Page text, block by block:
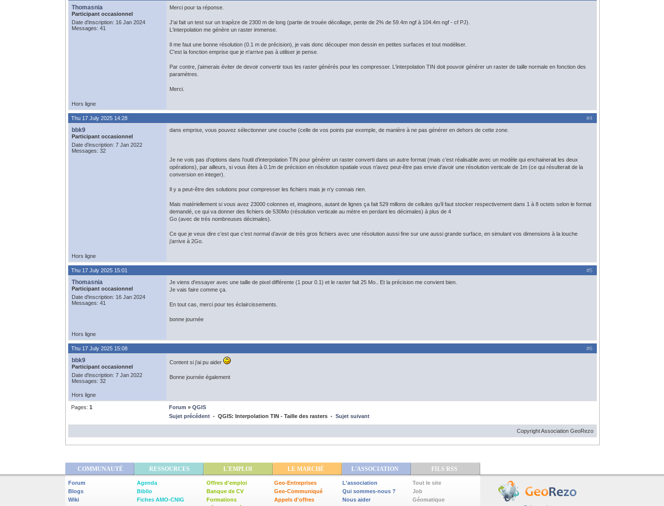
Thomasnia
Participant occasionnel
Date d'inscription: 16 Jan 2024
Messages: 41
Merci pour ta réponse.
J'ai fait un test sur un trapèze de 2300 m de long (partie de trouée décollage, pente de 2% de 59.4m ngf à 104.4m ngf - cf PJ).
L'interpolation me génère un raster immense.
Il me faut une bonne résolution (0.1 m de précision), je vais donc découper mon dessin en petites surfaces et tout modéliser.
C'est la fonction emprise que je n'arrive pas à utiliser je pense.
Par contre, j'aimerais éviter de devoir convertir tous les raster générés pour les compresser. L'interpolation TIN doit pouvoir générer un raster de taille normale en fonction des
paramètres.
Merci.
Hors ligne
#4
Thu 17 July 2025 14:28
bbk9
Participant occasionnel
Date d'inscription: 7 Jan 2022
Messages: 32
dans emprise, vous pouvez sélectionner une couche (celle de vos points par exemple, de manière à ne pas générer en dehors de cette zone.
Je ne vois pas d’options dans l’outil d’interpolation TIN pour générer un raster converti dans un autre format (mais c’est réalisable avec un modèle qui enchainerait les deux
opérations), par ailleurs, si vous êtes à 0.1m de précision en résolution spatiale vous n’avez peut-être pas envie d’avoir une résolution verticale de 1m (ce qui résulterait de la
conversion en integer).
Il y a peut-être des solutions pour compresser les fichiers mais je n’y connais rien.
Mais matériellement si vous avez 23000 colonnes et, imaginons, autant de lignes ça fait 529 millons de cellules qu’il faut stocker respectivement dans 1 à 8 octets selon le format
demandé, ce qui va donner des fichiers de 530Mo (résolution verticale au mètre en perdant les décimales) à plus de 4
Go (avec de trés nombreuses décimales).
Ce que je veux dire c’est que c’est normal d’avoir de très gros fichiers avec une résolution aussi fine sur une aussi grande surface, en simulant vos dimensions à la louche
j’arrive à 2Go.
Hors ligne
#5
Thu 17 July 2025 15:01
Thomasnia
Participant occasionnel
Date d'inscription: 16 Jan 2024
Messages: 41
Je viens d'essayer avec une taille de pixel différente (1 pour 0.1) et le raster fait 25 Mo.. Et la précision me convient bien.
Je vais faire comme ça.
En tout cas, merci pour tes éclaircissements.
bonne journée
Hors ligne
#6
Thu 17 July 2025 15:08
bbk9
Participant occasionnel
Date d'inscription: 7 Jan 2022
Messages: 32
Content si j’ai pu aider
Bonne journée également
Hors ligne
Pages: 1 Forum » QGIS
Sujet précédent - QGIS: Interpolation TIN - Taille des rasters - Sujet suivant
Copyright Association GeoRezo
COMMUNAUTÉ RESSOURCES L'EMPLOI LE MARCHÉ L'ASSOCIATION FILS RSS
Forum
Blogs
Wiki
Agenda
Biblio
Fiches AMO-CNIG
Offres d'emploi
Banque de CV
Formations
Geo-Entreprises
Geo-Communiqué
Appels d'offres
L'association
Qui sommes-nous ?
Nous aider
Tout le site
Job
Géomatique